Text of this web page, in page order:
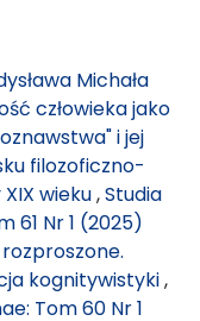
Michała
człowieka jako
i jej
filozoficzno-
wieku,Studia
61 Nr 1 (2025)
kognitywistyki,
Tom 60 Nr 1